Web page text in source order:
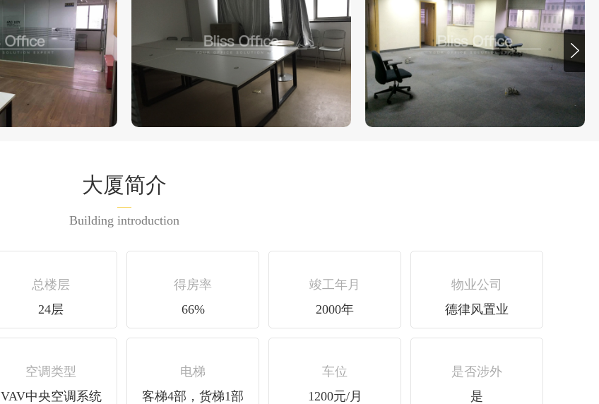
大厦简介
Building introduction
总楼层
24层
得房率
66%
竣工年月
2000年
物业公司
德律风置业
空调类型
VAV中央空调系统
电梯
客梯4部，货梯1部
车位
1200元/月
是否涉外
是